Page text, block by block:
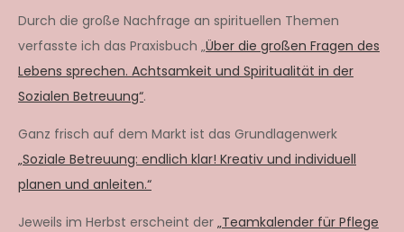
Durch die große Nachfrage an spirituellen Themen
verfasste ich das Praxisbuch „Über die großen Fragen des
Lebens sprechen. Achtsamkeit und Spiritualität in der
Sozialen Betreuung“.
Ganz frisch auf dem Markt ist das Grundlagenwerk
„Soziale Betreuung: endlich klar! Kreativ und individuell
planen und anleiten.“
Jeweils im Herbst erscheint der „Teamkalender für Pflege